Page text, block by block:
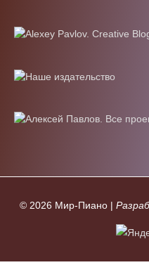
© 2026 Мир-Пиано|